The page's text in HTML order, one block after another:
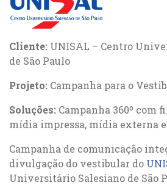
Cliente: UNISAL – Centro
de São Paulo
Projeto: Campanha para o
Soluções: Campanha 360º com
mídia impressa, mídia externa
Campanha de comunicação
divulgação do vestibular do
Universitário Salesiano de São